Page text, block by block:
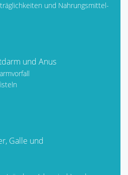
und Nahrungsmittel-
und Anus
Galle und